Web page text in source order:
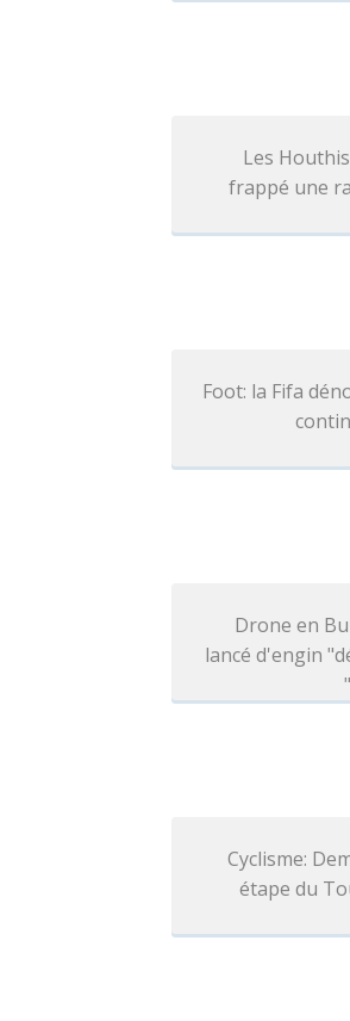
Les
frappé une
Foot: la Fifa
Drone en
lancé d'engin
Cyclisme:
étape du